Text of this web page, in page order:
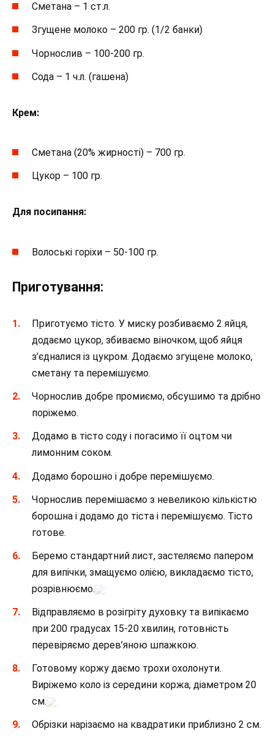
Сметана – 1 ст.л.
Згущене молоко – 200 гр. (1/2 банки)
Чорнослив – 100-200 гр.
Сода – 1 ч.л. (гашена)
Крем:
Сметана (20% жирності) – 700 гр.
Цукор – 100 гр.
Для посипання:
Волоські горіхи – 50-100 гр.
Приготування:
Приготуємо тісто. У миску розбиваємо 2 яйця,
додаємо цукор, збиваємо віночком, щоб яйця
з’єдналися із цукром. Додаємо згущене молоко,
сметану та перемішуємо.
Чорнослив добре промиємо, обсушимо та дрібно
поріжемо.
Додамо в тісто соду і погасимо її оцтом чи
лимонним соком.
Додамо борошно і добре перемішуємо.
Чорнослив перемішаємо з невеликою кількістю
борошна і додамо до тіста і перемішуємо. Тісто
готове.
Беремо стандартний лист, застеляємо папером
для випічки, змащуємо олією, викладаємо тісто,
розрівнюємо.
Відправляємо в розігріту духовку та випікаємо
при 200 градусах 15-20 хвилин, готовність
перевіряємо дерев’яною шпажкою.
Готовому коржу даємо трохи охолонути.
Виріжемо коло із середини коржа, діаметром 20
см.
Обрізки нарізаємо на квадратики приблизно 2 см.